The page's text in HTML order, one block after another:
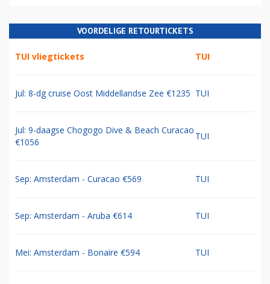
VOORDELIGE RETOURTICKETS
TUI vliegtickets TUI
Jul: 8-dg cruise Oost Middellandse Zee €1235 TUI
Jul: 9-daagse Chogogo Dive & Beach Curacao
€1056
TUI
Sep: Amsterdam - Curacao €569 TUI
Sep: Amsterdam - Aruba €614 TUI
Mei: Amsterdam - Bonaire €594 TUI